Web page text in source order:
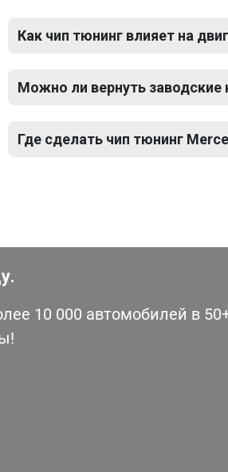
Как чип тюнинг влияет на
Можно ли вернуть заводские
Где сделать чип тюнинг
10 000 автомобилей в